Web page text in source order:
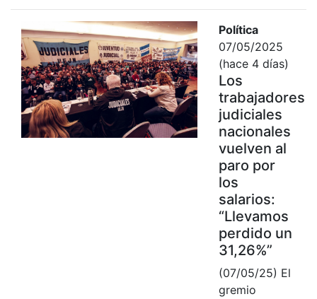
Política
07/05/2025
(hace 4 días)
Los
trabajadores
judiciales
nacionales
vuelven al
paro por
los
salarios:
“Llevamos
perdido un
31,26%”
(07/05/25) El
gremio